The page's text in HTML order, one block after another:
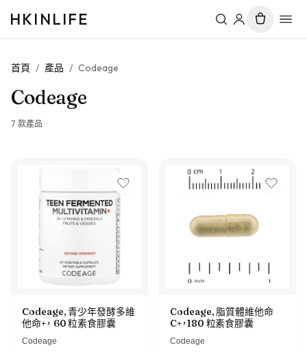
HKINLIFE
首頁 / 產品 / Codeage
Codeage
7 款產品
Codeage, 青少年發酵多維
他命+， 60 粒素食膠囊
Codeage
Codeage, 脂質體維他命
C+，180 粒素食膠囊
Codeage